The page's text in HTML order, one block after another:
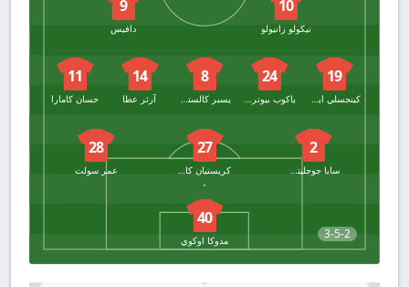
3-5-2
10
نيكولو زانيولو
9
دافيس
19
كينجسلي ايهازبوي
24
ياكوب بيوتروفسكي
8
يسبر كالستروم
14
آرثر عطا
11
حسان كامارا
2
27
28
عمر سولت
40
مدوكا اوكوي